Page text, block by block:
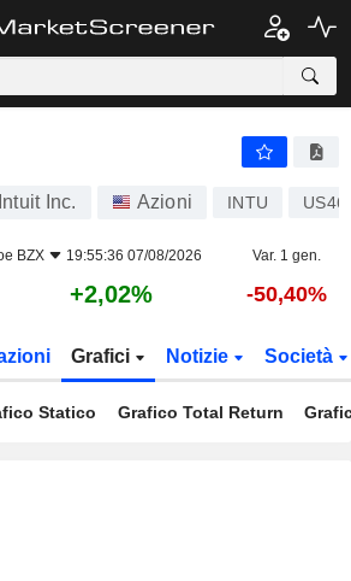
Inc. Azioni INTU
BZX 19:55:36 07/08/2026 Var. 1 gen.
+2,02% -50,40%
Grafici Notizie Società
Statico Grafico Total Return